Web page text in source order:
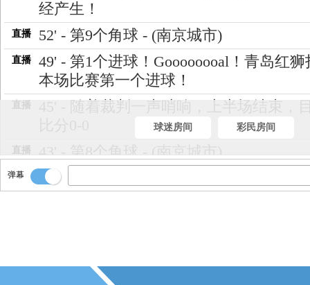
经产生！
直播 52' - 第9个角球 - (南京城市)
直播
49' - 第1个进球！Goooooooal！青岛红狮
本场比赛第一个进球！
直播
直播 43' - 第8个角球 - (南京城市)
直播 41' - 第7个角球 - (南京城市)
张黄牌，给了(青岛红狮)
球迷房间 彩民房间
弹幕